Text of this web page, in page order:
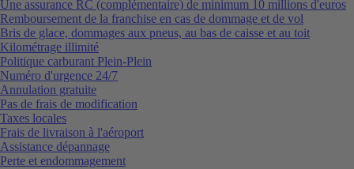
Une assurance RC (complémentaire) de minimum 10 millions d'euros
Remboursement de la franchise en cas de dommage et de vol
Bris de glace, dommages aux pneus, au bas de caisse et au toit
Kilométrage illimité
Politique carburant Plein-Plein
Numéro d'urgence 24/7
Annulation gratuite
Pas de frais de modification
Taxes locales
Frais de livraison à l'aéroport
Assistance dépannage
Perte et endommagement